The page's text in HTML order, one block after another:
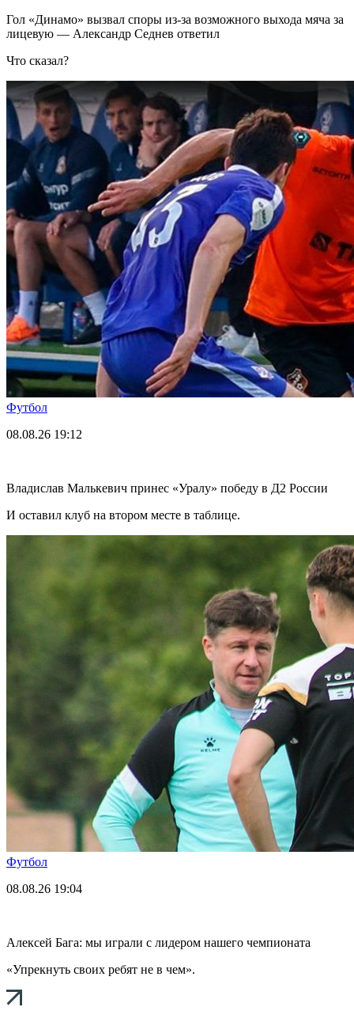
Гол «Динамо» вызвал споры из-за возможного выхода мяча за
лицевую — Александр Седнев ответил
Что сказал?
Футбол
08.08.26 19:12
Владислав Малькевич принес «Уралу» победу в Д2 России
И оставил клуб на втором месте в таблице.
Футбол
08.08.26 19:04
Алексей Бага: мы играли с лидером нашего чемпионата
«Упрекнуть своих ребят не в чем».